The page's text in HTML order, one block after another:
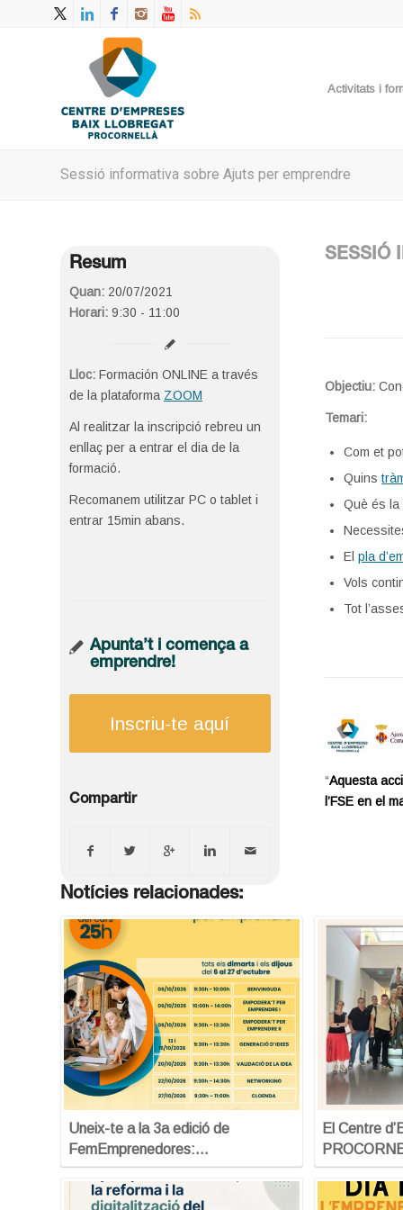
Activitats i
Sessió informativa sobre Ajuts per emprendre
Resum
Quan: 20/07/2021
Horari: 9:30 - 11:00
Lloc: Formación ONLINE a través
de la plataforma ZOOM
Al realitzar la inscripció rebreu un
enllaç per a entrar el dia de la
formació.
Recomanem utilitzar PC o tablet i
entrar 15min abans.
Apunta’t i comença a
emprendre!
Inscriu-te aquí
Compartir
SESSIÓ
Objectiu:
Temari:
Com et
Quins
Què és la
Elpla
Vols
Tot
“Aquesta
l’FSE en el
Notícies relacionades:
Uneix-te a la 3a edició de
FemEmprenedores:…
El Centre